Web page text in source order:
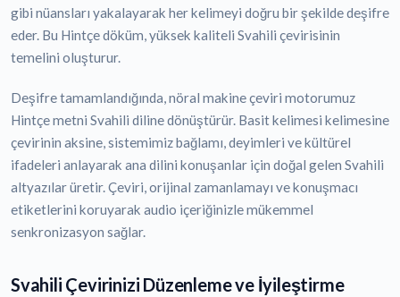
gibi nüansları yakalayarak her kelimeyi doğru bir şekilde deşifre
eder. Bu Hintçe döküm, yüksek kaliteli Svahili çevirisinin
temelini oluşturur.
Deşifre tamamlandığında, nöral makine çeviri motorumuz
Hintçe metni Svahili diline dönüştürür. Basit kelimesi kelimesine
çevirinin aksine, sistemimiz bağlamı, deyimleri ve kültürel
ifadeleri anlayarak ana dilini konuşanlar için doğal gelen Svahili
altyazılar üretir. Çeviri, orijinal zamanlamayı ve konuşmacı
etiketlerini koruyarak audio içeriğinizle mükemmel
senkronizasyon sağlar.
Svahili Çevirinizi Düzenleme ve İyileştirme